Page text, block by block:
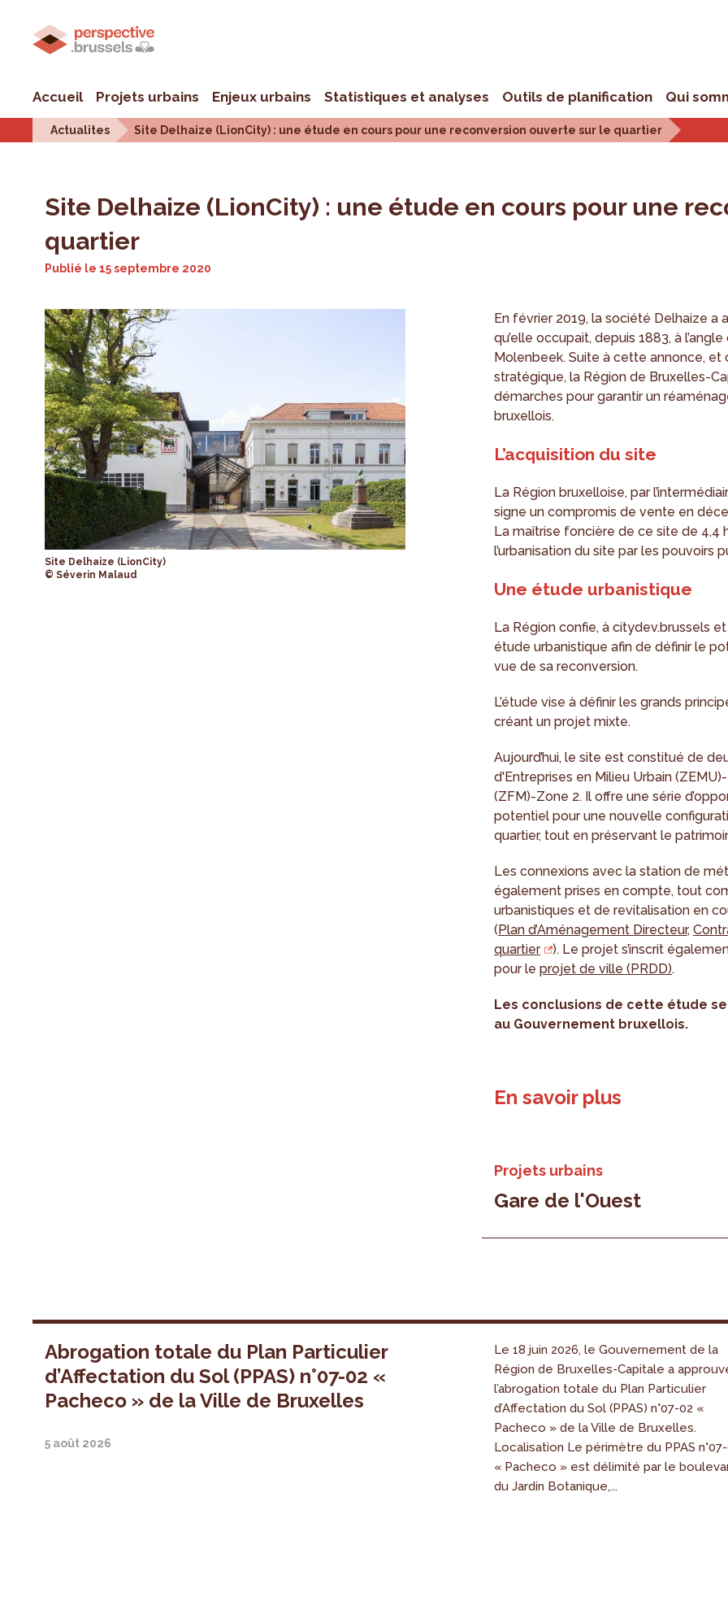
Accueil Projets urbains Enjeux urbains Statistiques et analyses Outils de planification Qui
Actualites Site Delhaize (LionCity) : une étude en cours pour une reconversion ouverte sur le quartier
Site Delhaize (LionCity) : une étude en cours pour une
quartier
Publié le15 septembre 2020
Site Delhaize (LionCity)
© Séverin Malaud
En février 2019, la société Delhaize
qu’elle occupait, depuis 1883, à
Molenbeek. Suite à cette annonce,
stratégique, la Région de Bruxelles-
démarches pour garantir un
bruxellois.
L’acquisition du site
La Région bruxelloise, par
signe un compromis de vente en
La maîtrise foncière de ce site de
l’urbanisation du site par les pouvoirs
Une étude urbanistique
La Région confie, à citydev.brussels
étude urbanistique afin de définir le
vue de sa reconversion.
L’étude vise à définir les grands
créant un projet mixte.
Aujourd’hui, le site est constitué de
d'Entreprises en Milieu Urbain
(ZFM)-Zone 2. Il offre une série
potentiel pour une nouvelle
quartier, tout en préservant le
Les connexions avec la station de
également prises en compte, tout
urbanistiques et de revitalisation en
(Plan d’Aménagement Directeur,
quartier
). Le projet s’inscrit
pour leprojet de ville (PRDD).
Les conclusions de cette étude
au Gouvernement bruxellois.
En savoir plus
Projets urbains
Gare de l'Ouest
Abrogation totale du Plan Particulier
d’Affectation du Sol (PPAS) n°07-02 «
Pacheco » de la Ville de Bruxelles
5 août 2026
Le 18 juin 2026, le Gouvernement de la
Région de Bruxelles-Capitale a
l’abrogation totale du Plan Particulier
d’Affectation du Sol (PPAS) n°07-02 «
Pacheco » de la Ville de Bruxelles.
Localisation Le périmètre du PPAS
« Pacheco » est délimité par le
du Jardin Botanique,...